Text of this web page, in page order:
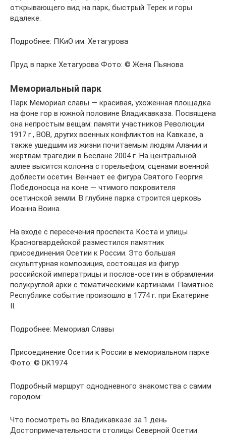
открывающего вид на парк, быстрый Терек и горы
вдалеке.
Подробнее: ПКиО им. Хетагурова
Пруд в парке Хетагурова Фото: © Женя Пьянова
Мемориальный парк
Парк Мемориал славы — красивая, ухоженная площадка
на фоне гор в южной половине Владикавказа. Посвящена
она непростым вещам: памяти участников Революции
1917 г., ВОВ, других военных конфликтов на Кавказе, а
также ушедшим из жизни почитаемым людям Алании и
жертвам трагедии в Беслане 2004 г. На центральной
аллее высится колонна с горельефом, сценами военной
доблести осетин. Венчает ее фигура Святого Георгия
Победоносца на коне — чтимого покровителя
осетинской земли. В глубине парка строится церковь
Иоанна Воина.
На входе с пересечения проспекта Коста и улицы
Красногвардейской разместился памятник
присоединения Осетии к России. Это большая
скульптурная композиция, состоящая из фигур
российской императрицы и послов-осетин в обрамлении
полукруглой арки с тематическими картинами. Памятное
Республике событие произошло в 1774 г. при Екатерине
II.
Подробнее: Мемориал Славы
Присоединение Осетии к России в мемориальном парке
Фото: © DK1974
Подробный маршрут однодневного знакомства с самим
городом:
Что посмотреть во Владикавказе за 1 день
Достопримечательности столицы Северной Осетии